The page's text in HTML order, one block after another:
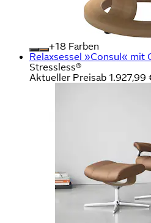
+
Farben
Relaxsessel »Consul« mit
Stressless®
Aktueller Preisab 1.927,99